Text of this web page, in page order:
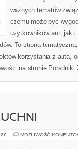
ważnych tematów
czemu może być
użytkowników aut, jak
To strona
korzystania z auta,
na stronie
MOŻLIWOŚĆ